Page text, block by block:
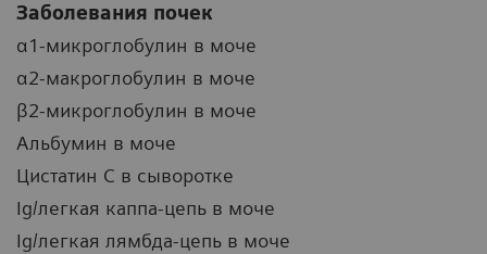
Заболевания почек
α1-микроглобулин в моче
α2-макроглобулин в моче
β2-микроглобулин в моче
Альбумин в моче
Цистатин C в сыворотке
Ig/легкая каппа-цепь в моче
Ig/легкая лямбда-цепь в моче